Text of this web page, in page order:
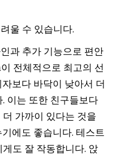
울 수 있습니다.
과 추가 기능으로 편안
전체적으로 최고의 선
보다 바닥이 낮아서 더
이는 또한 친구들보다
가까이 있다는 것을
에도 좋습니다. 테스트
도 잘 작동합니다. 앉